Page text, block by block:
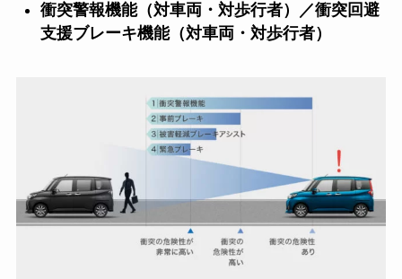
衝突警報機能（対車両・対歩行者）／衝突回避
支援ブレーキ機能（対車両・対歩行者）